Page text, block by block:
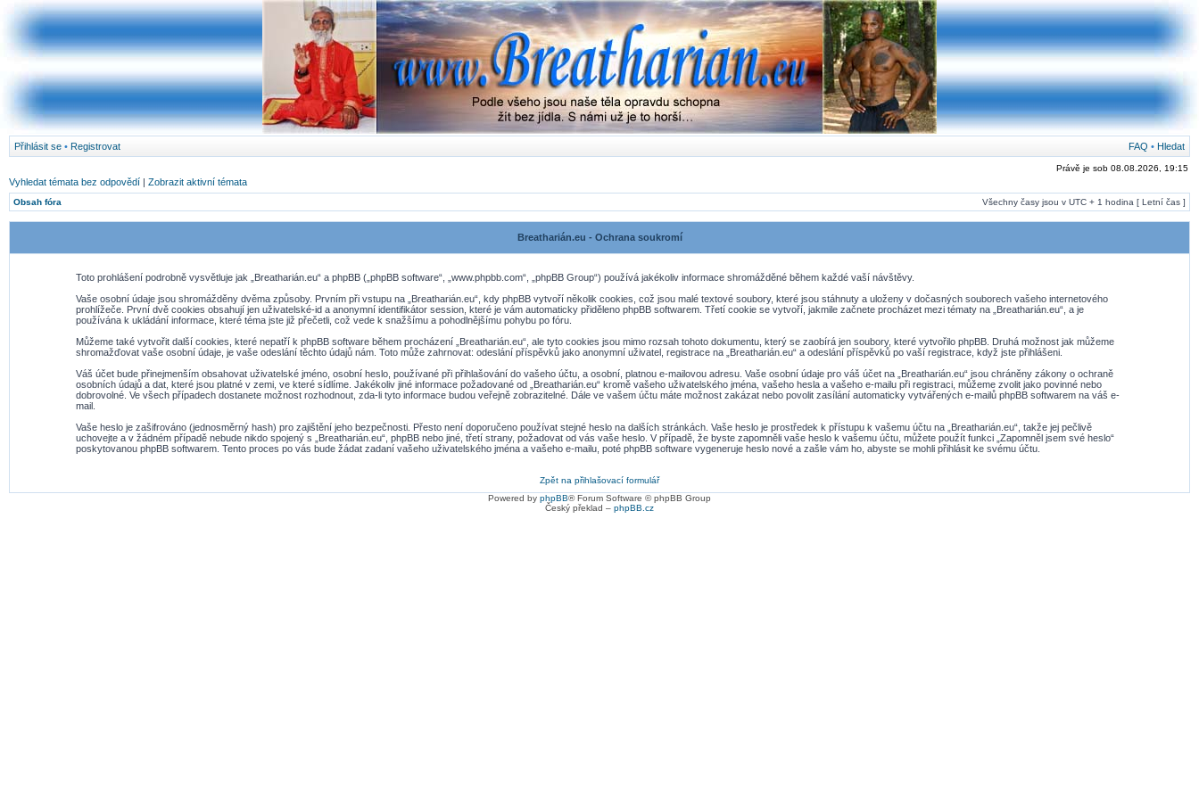
Přihlásit se • Registrovat FAQ • Hledat
Právě je sob 08.08.2026, 19:15
Vyhledat témata bez odpovědí | Zobrazit aktivní témata
Obsah fóra Všechny časy jsou v UTC + 1 hodina [ Letní čas ]
Breatharián.eu - Ochrana soukromí
Toto prohlášení podrobně vysvětluje jak „Breatharián.eu“ a phpBB („phpBB software“, „www.phpbb.com“, „phpBB Group“) používá jakékoliv informace shromážděné během každé vaší návštěvy.
Vaše osobní údaje jsou shromážděny dvěma způsoby. Prvním při vstupu na „Breatharián.eu“, kdy phpBB vytvoří několik cookies, což jsou malé textové soubory, které jsou stáhnuty a uloženy v dočasných souborech vašeho internetového
prohlížeče. První dvě cookies obsahují jen uživatelské-id a anonymní identifikátor session, které je vám automaticky přiděleno phpBB softwarem. Třetí cookie se vytvoří, jakmile začnete procházet mezi tématy na „Breatharián.eu“, a je
používána k ukládání informace, které téma jste již přečetli, což vede k snažšímu a pohodlnějšímu pohybu po fóru.
Můžeme také vytvořit další cookies, které nepatří k phpBB software během procházení „Breatharián.eu“, ale tyto cookies jsou mimo rozsah tohoto dokumentu, který se zaobírá jen soubory, které vytvořilo phpBB. Druhá možnost jak můžeme
shromažďovat vaše osobní údaje, je vaše odeslání těchto údajů nám. Toto může zahrnovat: odeslání příspěvků jako anonymní uživatel, registrace na „Breatharián.eu“ a odeslání příspěvků po vaší registrace, když jste přihlášeni.
Váš účet bude přinejmenším obsahovat uživatelské jméno, osobní heslo, používané při přihlašování do vašeho účtu, a osobní, platnou e-mailovou adresu. Vaše osobní údaje pro váš účet na „Breatharián.eu“ jsou chráněny zákony o ochraně
osobních údajů a dat, které jsou platné v zemi, ve které sídlíme. Jakékoliv jiné informace požadované od „Breatharián.eu“ kromě vašeho uživatelského jména, vašeho hesla a vašeho e-mailu při registraci, můžeme zvolit jako povinné nebo
dobrovolné. Ve všech případech dostanete možnost rozhodnout, zda-li tyto informace budou veřejně zobrazitelné. Dále ve vašem účtu máte možnost zakázat nebo povolit zasílání automaticky vytvářených e-mailů phpBB softwarem na váš e-
mail.
Vaše heslo je zašifrováno (jednosměrný hash) pro zajištění jeho bezpečnosti. Přesto není doporučeno používat stejné heslo na dalších stránkách. Vaše heslo je prostředek k přístupu k vašemu účtu na „Breatharián.eu“, takže jej pečlivě
uchovejte a v žádném případě nebude nikdo spojený s „Breatharián.eu“, phpBB nebo jiné, třetí strany, požadovat od vás vaše heslo. V případě, že byste zapomněli vaše heslo k vašemu účtu, můžete použít funkci „Zapomněl jsem své heslo“
poskytovanou phpBB softwarem. Tento proces po vás bude žádat zadaní vašeho uživatelského jména a vašeho e-mailu, poté phpBB software vygeneruje heslo nové a zašle vám ho, abyste se mohli přihlásit ke svému účtu.
Zpět na přihlašovací formulář
Powered by phpBB® Forum Software © phpBB Group
Český překlad – phpBB.cz